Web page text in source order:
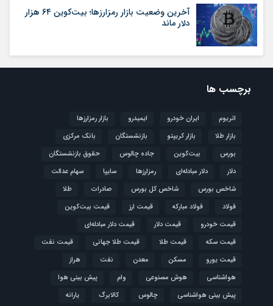
آخرین وضعیت بازار رمزارزها؛ بیت‌کوین ۶۴ هزار
دلار ماند
برچسب ها
اتریوم ایران خودرو ایمیدرو
بازار رمزارزها
بازار طلا
بازار کریپتو بازنشستگان
بانک مرکزی
بورس
بیت‌کوین جاده چالوس
حقوق بازنشستگان
دلار
دلار مبادله‌ای رمزارزها سایپا
سهام عدالت
شاخص بورس
شاخص کل بورس صادرات
طلا
فولاد
فولاد مبارکه قیمت ارز
قیمت بیت‌کوین
قیمت خودرو
قیمت دلار
قیمت دلار مبادله‌ای
قیمت سکه
قیمت طلا قیمت طلا جهانی
قیمت نفت
قیمت یورو
مسکن معدن نفت
هراز
هواشناسی
هوش مصنوعی وام
پیش بینی هوا
پیش بینی هواشناسی
چالوس کالابرگ یارانه